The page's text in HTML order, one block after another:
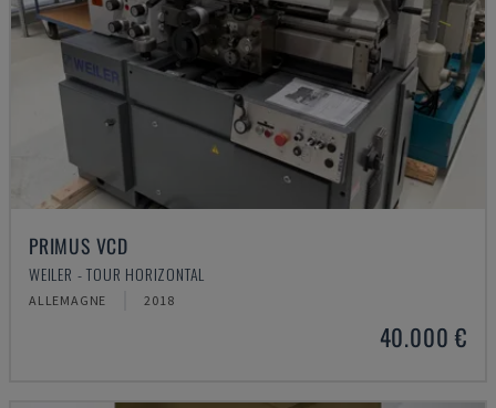
PRIMUS VCD
WEILER - TOUR HORIZONTAL
ALLEMAGNE 2018
40.000 €